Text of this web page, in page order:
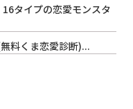
タイプの恋愛モンスタ
料くま恋愛診断)...